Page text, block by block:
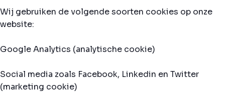
Wij gebruiken de volgende soorten cookies op onze
website:
Google Analytics (analytische cookie)
Social media zoals Facebook, Linkedin en Twitter
(marketing cookie)